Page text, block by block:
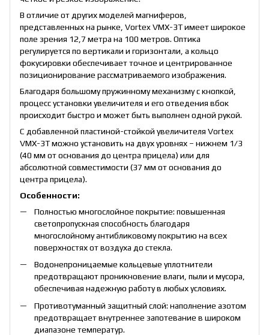
В отличие от других моделей магниферов,
представленных на рынке, Vortex VMX-3T имеет широкое
поле зрения 12,7 метра на 100 метров. Оптика
регулируется по вертикали и горизонтали, а кольцо
фокусировки обеспечивает точное и центрированное
позиционирование рассматриваемого изображения.
Благодаря большому пружинному механизму с кнопкой,
процесс установки увеличителя и его отведения вбок
происходит быстро и может быть выполнен одной рукой.
С добавленной пластиной-стойкой увеличителя Vortex
VMX-3T можно установить на двух уровнях – нижнем 1/3
(40 мм от основания до центра прицела) или для
абсолютной совместимости (37 мм от основания до
центра прицела).
Особенности:
Полностью многослойное покрытие: повышенная
светопропускная способность благодаря
многослойному антибликовому покрытию на всех
поверхностях от воздуха до стекла.
Водонепроницаемые кольцевые уплотнители
предотвращают проникновение влаги, пыли и мусора,
обеспечивая надежную работу в любых условиях.
Противотуманный защитный слой: наполнение азотом
предотвращает внутреннее запотевание в широком
диапазоне температур.